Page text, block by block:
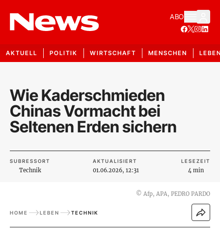
ABO
AKTUELL POLITIK WIRTSCHAFT MENSCHEN
Wie Kaderschmieden
Chinas Vormacht bei
Seltenen Erden sichern
SUBRESSORT
Technik
AKTUALISIERT
01.06.2026, 12:31
LESEZEIT
4 min
© Afp, APA, PEDRO PARDO
HOME LEBEN TECHNIK